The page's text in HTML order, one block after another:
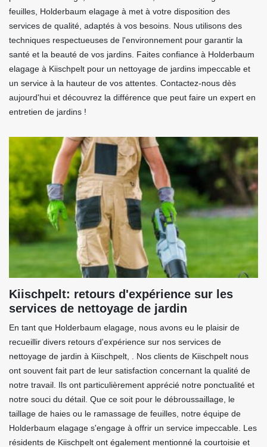
feuilles, Holderbaum elagage à met à votre disposition des
services de qualité, adaptés à vos besoins. Nous utilisons des
techniques respectueuses de l'environnement pour garantir la
santé et la beauté de vos jardins. Faites confiance à Holderbaum
elagage à Kiischpelt pour un nettoyage de jardins impeccable et
un service à la hauteur de vos attentes. Contactez-nous dès
aujourd'hui et découvrez la différence que peut faire un expert en
entretien de jardins !
Kiischpelt: retours d'expérience sur les
services de nettoyage de jardin
En tant que Holderbaum elagage, nous avons eu le plaisir de
recueillir divers retours d'expérience sur nos services de
nettoyage de jardin à Kiischpelt, . Nos clients de Kiischpelt nous
ont souvent fait part de leur satisfaction concernant la qualité de
notre travail. Ils ont particulièrement apprécié notre ponctualité et
notre souci du détail. Que ce soit pour le débroussaillage, le
taillage de haies ou le ramassage de feuilles, notre équipe de
Holderbaum elagage s'engage à offrir un service impeccable. Les
résidents de Kiischpelt ont également mentionné la courtoisie et